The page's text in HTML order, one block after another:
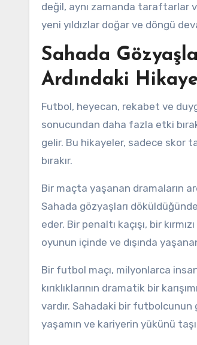
değil, aynı zamanda taraftarlar
yeni yıldızlar doğar ve döngü
Sahada
Ardındaki
Futbol, heyecan, rekabet ve
sonucundan daha fazla etki
gelir. Bu hikayeler, sadece skor
bırakır.
Bir maçta yaşanan dramaların
Sahada gözyaşları
eder. Bir penaltı kaçışı, bir
oyunun içinde ve dışında
Bir futbol maçı, milyonlarca
kırıklıklarının dramatik bir
vardır. Sahadaki bir
yaşamın ve kariyerin yükünü